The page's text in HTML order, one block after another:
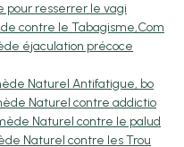
pour resserrer le vagi
contre le Tabagisme,Com
éjaculation précoce
Naturel Antifatigue, bo
Naturel contre addictio
Naturel contre le palud
Naturel contre les Trou